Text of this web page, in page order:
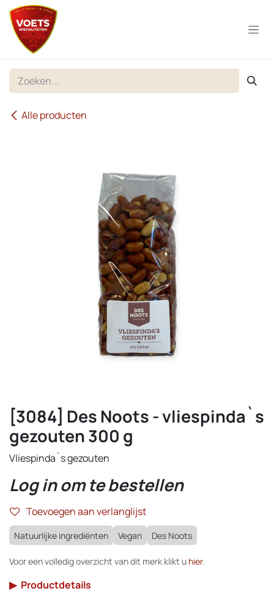
Overslaan naar inhoud
Alle producten
[3084] Des Noots - vliespinda`s
gezouten 300 g
Vliespinda`s gezouten
Log in om te bestellen
Toevoegen aan verlanglijst
Natuurlijke ingrediënten Vegan Des Noots
Voor een volledig overzicht van dit merk klikt u hier.
▶ Productdetails